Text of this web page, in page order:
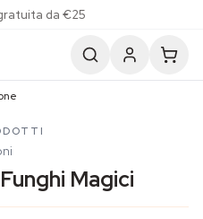
da €25
Magici